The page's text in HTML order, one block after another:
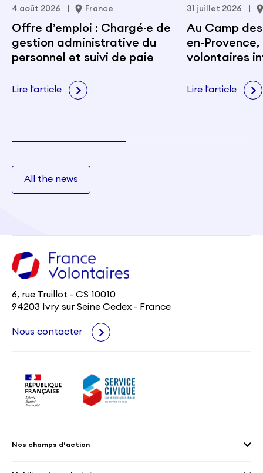
4 août 2026 France
Offre d’emploi : Chargé·e de
gestion administrative du
personnel et suivi de paie
Lire l'article
31 juillet 2026
Au Camp
en-
volontaires
citoyenneté
Lire l'article
All the news
6, rue Truillot - CS 10010
94203 Ivry sur Seine Cedex - France
Nous contacter
Nos champs d’action